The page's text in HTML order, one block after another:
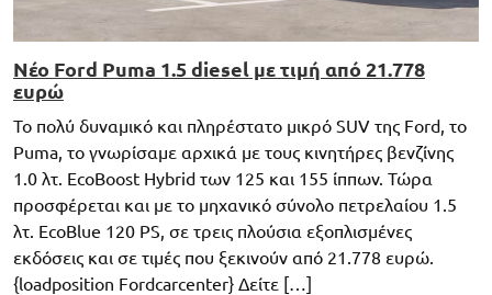
Νέο Ford Puma 1.5 diesel με τιμή από 21.778
ευρώ
Το πολύ δυναμικό και πληρέστατο μικρό SUV της Ford, το
Puma, το γνωρίσαμε αρχικά με τους κινητήρες βενζίνης
1.0 λτ. EcoBoost Hybrid των 125 και 155 ίππων. Τώρα
προσφέρεται και με το μηχανικό σύνολο πετρελαίου 1.5
λτ. EcoBlue 120 PS, σε τρεις πλούσια εξοπλισμένες
εκδόσεις και σε τιμές που ξεκινούν από 21.778 ευρώ.
{loadposition Fordcarcenter} Δείτε […]